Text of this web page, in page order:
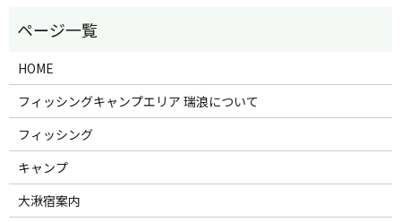
HOME
フィッシングキャンプエリア 瑞浪について
フィッシング
キャンプ
大湫宿案内